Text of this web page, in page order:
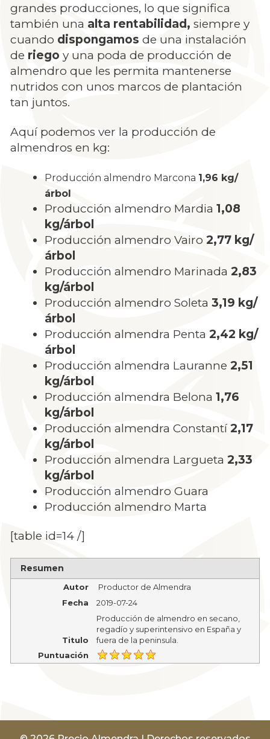
grandes producciones, lo que significa
también una alta rentabilidad, siempre y
cuando dispongamos de una instalación
de riego y una poda de producción de
almendro que les permita mantenerse
nutridos con unos marcos de plantación
tan juntos.
Aquí podemos ver la producción de
almendros en kg:
Producción almendro Marcona 1,96 kg/
árbol
Producción almendro Mardia 1,08
kg/árbol
Producción almendro Vairo 2,77 kg/
árbol
Producción almendro Marinada 2,83
kg/árbol
Producción almendro Soleta 3,19 kg/
árbol
Producción almendra Penta 2,42 kg/
árbol
Producción almendra Lauranne 2,51
kg/árbol
Producción almendra Belona 1,76
kg/árbol
Producción almendra Constantí2,17
kg/árbol
Producción almendra Largueta 2,33
kg/árbol
Producción almendro Guara
Producción almendro Marta
[table id=14 /]
Resumen
Autor
Productor de Almendra
Fecha
2019-07-24
Titulo
Producción de almendro en secano,
regadío y superintensivo en España y
fuera de la peninsula.
Puntuación